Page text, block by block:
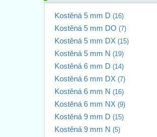
Kostěná 5 mm D (16)
Kostěná 5 mm DO (7)
Kostěná 5 mm DX (15)
Kostěná 5 mm N (19)
Kostěná 6 mm D (14)
Kostěná 6 mm DX (7)
Kostěná 6 mm N (16)
Kostěná 6 mm NX (9)
Kostěná 9 mm D (15)
Kostěná 9 mm N (5)